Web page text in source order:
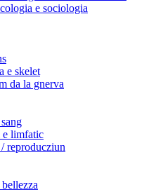
e sociologia
e skelet
da la gnerva
e limfatic
reproducziun